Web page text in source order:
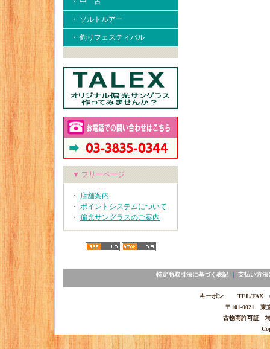
・ ソルトルアー
・ 釣りフェスティバル
▼ フリーページ
・ 店舗案内
・ ポイントシステムについて
・ 偏光サングラスのご案内
特定商取引法に基づく表記｜ 支払い方法
キーポン TEL/FAX
〒101-0021 東
古物商許可証